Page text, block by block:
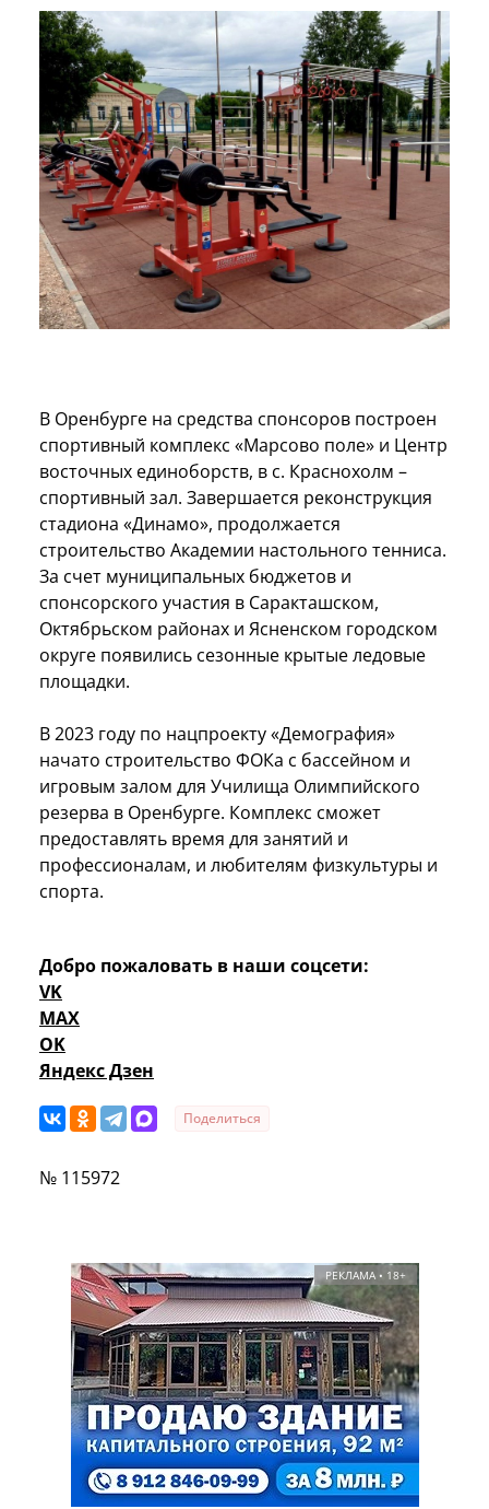
В Оренбурге на средства спонсоров построен
спортивный комплекс «Марсово поле» и Центр
восточных единоборств, в с. Краснохолм –
спортивный зал. Завершается реконструкция
стадиона «Динамо», продолжается
строительство Академии настольного тенниса.
За счет муниципальных бюджетов и
спонсорского участия в Саракташском,
Октябрьском районах и Ясненском городском
округе появились сезонные крытые ледовые
площадки.
В 2023 году по нацпроекту «Демография»
начато строительство ФОКа с бассейном и
игровым залом для Училища Олимпийского
резерва в Оренбурге. Комплекс сможет
предоставлять время для занятий и
профессионалам, и любителям физкультуры и
спорта.
Добро пожаловать в наши соцсети:
VK
MAX
OK
Яндекс Дзен
Поделиться
№ 115972
РЕКЛАМА • 18+